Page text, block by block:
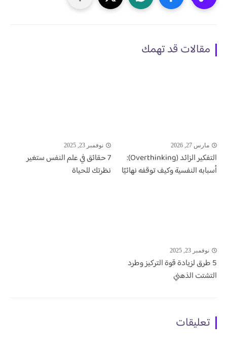
مقالات قد تهمك
مارس 27, 2026
التفكير الزائد (Overthinking):
أسبابه النفسية وكيف توقفه نهائيًا
نوفمبر 23, 2025
7 حقائق في علم النفس ستغير
نظرتك للحياة
نوفمبر 23, 2025
5 طرق لزيادة قوة التركيز وطرد
التشتت الذهني
تعليقات